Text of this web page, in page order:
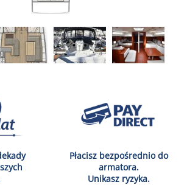
Płacisz bezpośrednio do
armatora.
Unikasz ryzyka.